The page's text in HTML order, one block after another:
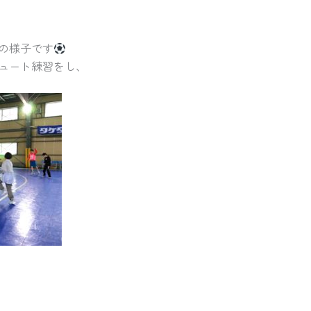
様子です
ト練習をし、